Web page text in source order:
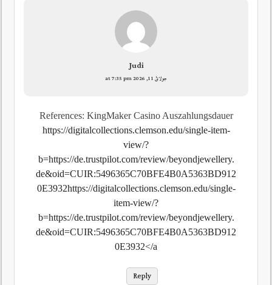
Judi
جولائ 11, 2026 at 7:35 pm
References: KingMaker Casino Auszahlungsdauer
https://digitalcollections.clemson.edu/single-item-
view/?
b=https://de.trustpilot.com/review/beyondjewellery.
de&oid=CUIR:5496365C70BFE4B0A5363BD912
0E3932https://digitalcollections.clemson.edu/single-
item-view/?
b=https://de.trustpilot.com/review/beyondjewellery.
de&oid=CUIR:5496365C70BFE4B0A5363BD912
0E3932</a
Reply